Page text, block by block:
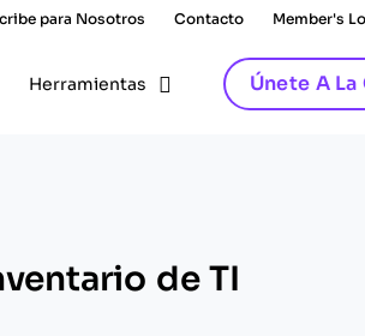
para Nosotros Contacto Member's
Herramientas Únete A
de TI